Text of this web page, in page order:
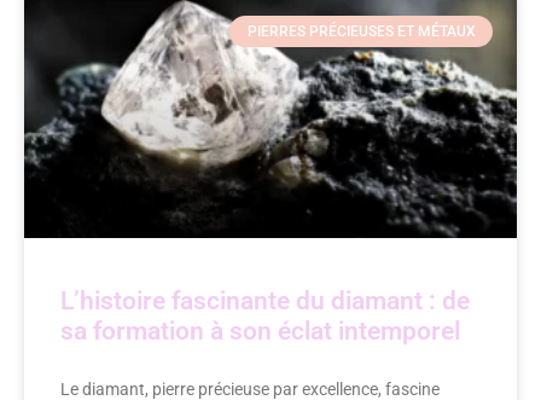
PIERRES PRÉCIEUSES ET MÉTAUX
L’histoire fascinante du diamant : de
sa formation à son éclat intemporel
Le diamant, pierre précieuse par excellence, fascine